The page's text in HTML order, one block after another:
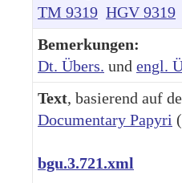
TM 9319 HGV 9319
Bemerkungen:
Dt. Übers. und engl.
Text, basierend auf
Documentary Papyri (
bgu.3.721.xml